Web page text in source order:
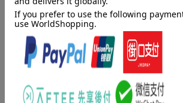
普段は子どもたちにもみくちゃにされ、ママ
りのパパだけど、実は真剣に、本気でママ、
チ、オク、ナヅ（、サミィ）のことばかり考
元不良で仕事命だったパパの暗い過去や、マ
教わって変化したこと、ジェンダーレスにつ
か読めない初公開の話が盛りだくさん。
ママの特別インタビューも掲載しています。
内容紹介（「BOOK」データベース
気持ちが通じ合う！個性が伸びる！元不良・